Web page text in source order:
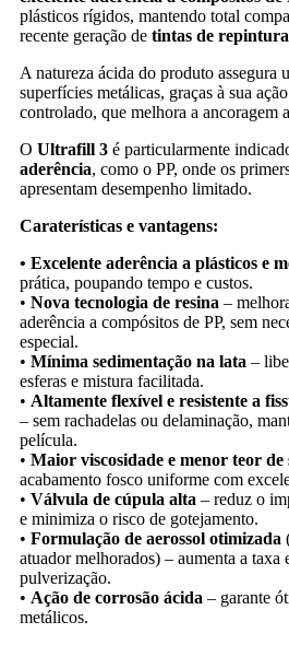
plásticos rígidos, mantendo total
recente geração de tintas de repintura
A natureza ácida do produto assegura
superfícies metálicas, graças à sua
controlado, que melhora a ancoragem
O Ultrafill 3 é particularmente
aderência, como o PP, onde os
apresentam desempenho limitado.
Caraterísticas e vantagens:
• Excelente aderência a plásticos e
prática, poupando tempo e custos.
• Nova tecnologia de resina –
aderência a compósitos de PP, sem
especial.
• Mínima sedimentação na lata –
esferas e mistura facilitada.
• Altamente flexível e resistente a
– sem rachadelas ou delaminação,
película.
• Maior viscosidade e menor teor de
acabamento fosco uniforme com
• Válvula de cúpula alta – reduz o
e minimiza o risco de gotejamento.
• Formulação de aerossol otimizada
atuador melhorados) – aumenta a taxa
pulverização.
• Ação de corrosão ácida – garante
metálicos.